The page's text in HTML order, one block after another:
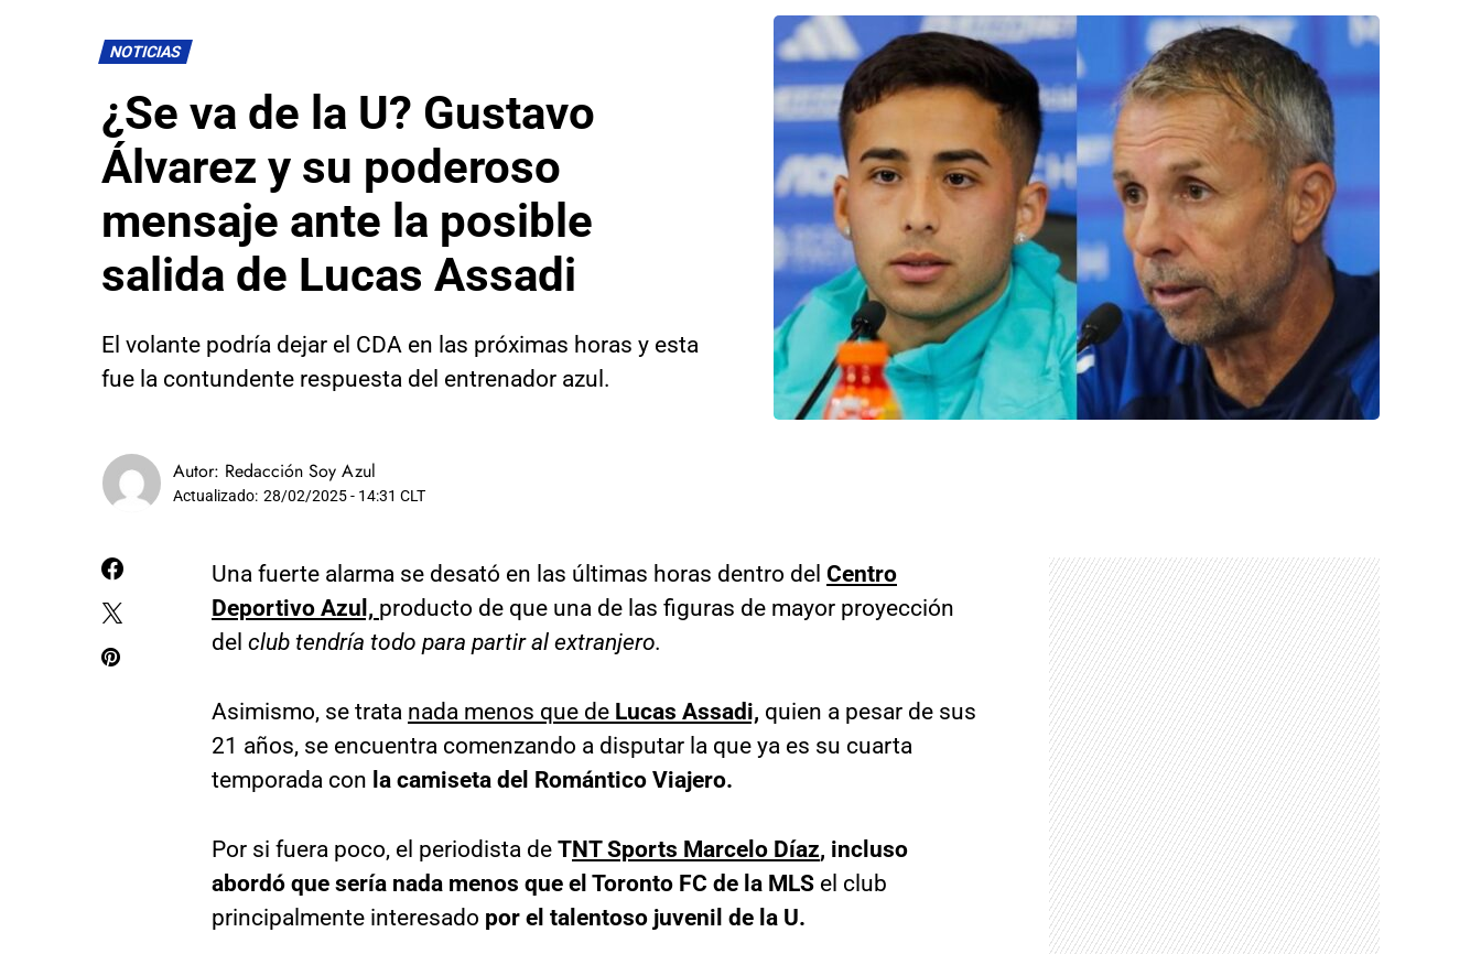
NOTICIAS
¿Se va de la U? Gustavo
Álvarez y su poderoso
mensaje ante la posible
salida de Lucas Assadi
El volante podría dejar el CDA en las próximas horas y esta
fue la contundente respuesta del entrenador azul.
Autor: Redacción Soy Azul
Actualizado: 28/02/2025 - 14:31 CLT
Una fuerte alarma se desató en las últimas horas dentro del Centro
Deportivo Azul, producto de que una de las figuras de mayor proyección
del club tendría todo para partir al extranjero.
Asimismo, se trata nada menos que de Lucas Assadi, quien a pesar de sus
21 años, se encuentra comenzando a disputar la que ya es su cuarta
temporada con la camiseta del Romántico Viajero.
Por si fuera poco, el periodista de TNT Sports Marcelo Díaz, incluso
abordó que sería nada menos que el Toronto FC de la MLS el club
principalmente interesado por el talentoso juvenil de la U.